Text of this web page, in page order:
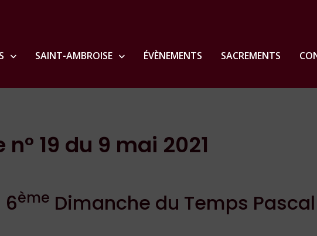
SAINT-AMBROISE ÉVÈNEMENTS SACREMENTS
19 du 9 mai 2021
ème Dimanche du Temps Pascal